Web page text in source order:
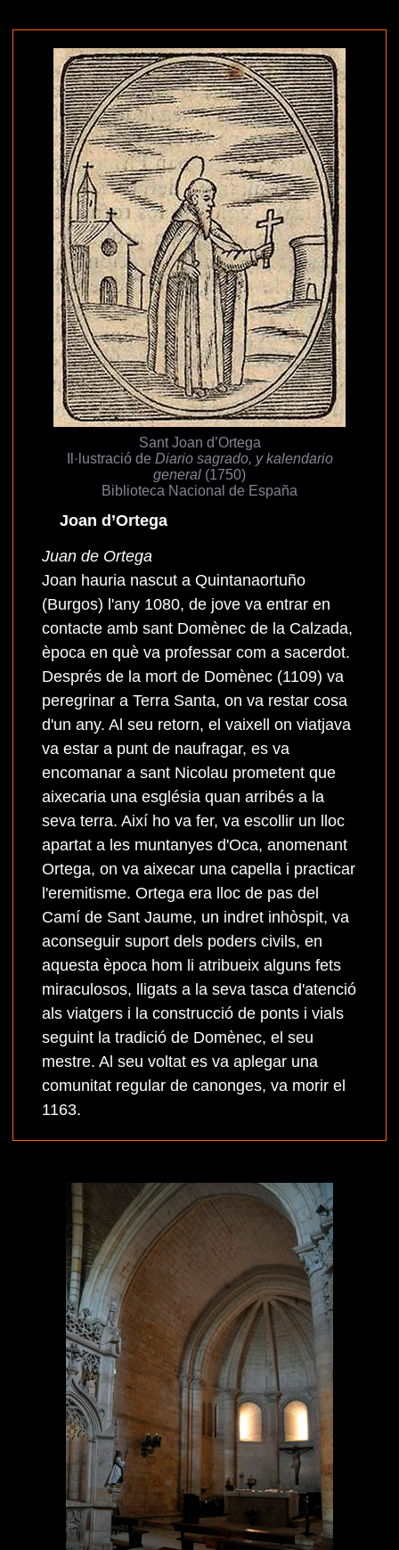
Sant Joan d’Ortega
Il·lustració de Diario sagrado, y kalendario
general (1750)
Biblioteca Nacional de España
Joan d’Ortega
Juan de Ortega
Joan hauria nascut a Quintanaortuño
(Burgos) l'any 1080, de jove va entrar en
contacte amb sant Domènec de la Calzada,
època en què va professar com a sacerdot.
Després de la mort de Domènec (1109) va
peregrinar a Terra Santa, on va restar cosa
d'un any. Al seu retorn, el vaixell on viatjava
va estar a punt de naufragar, es va
encomanar a sant Nicolau prometent que
aixecaria una església quan arribés a la
seva terra. Així ho va fer, va escollir un lloc
apartat a les muntanyes d'Oca, anomenant
Ortega, on va aixecar una capella i practicar
l'eremitisme. Ortega era lloc de pas del
Camí de Sant Jaume, un indret inhòspit, va
aconseguir suport dels poders civils, en
aquesta època hom li atribueix alguns fets
miraculosos, lligats a la seva tasca d'atenció
als viatgers i la construcció de ponts i vials
seguint la tradició de Domènec, el seu
mestre. Al seu voltat es va aplegar una
comunitat regular de canonges, va morir el
1163.